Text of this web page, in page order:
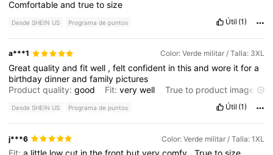
perfectome encantócolorperfecto
perfectome encant
color
perfectome encantó colorperfecto
color
perfectomeencantócolorperfectomeencantó,color
perfectomeencant meencantó,color
meencantó colorperfectoo meencantó,colorperfecto me
encantócolorperfectomeencant
ócolorperfectomeencant ó,colorperfectomeencantócolor
perfectome encantó,colorperfecto
Comfortableandtruetosize
Desde SHEIN US Programa de puntos Útil (1)
a***1 Color: Verde militar / Talla: 3XL
Greatqualityandfitwell ,feltconfident inthisandwore itfora
birthdaydinnerandfamily pictures
Product quality:good Fit:verywell
True to product images:
Desde SHEIN US Programa de puntos Útil (1)
j***6 Color: Verde militar / Talla: 1XL
Fit:a little lowcut inthefront butverycomfy .Truetosize